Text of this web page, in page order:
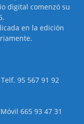
digital comenzó su
en la edición
95 567 91 92
665 93 47 31